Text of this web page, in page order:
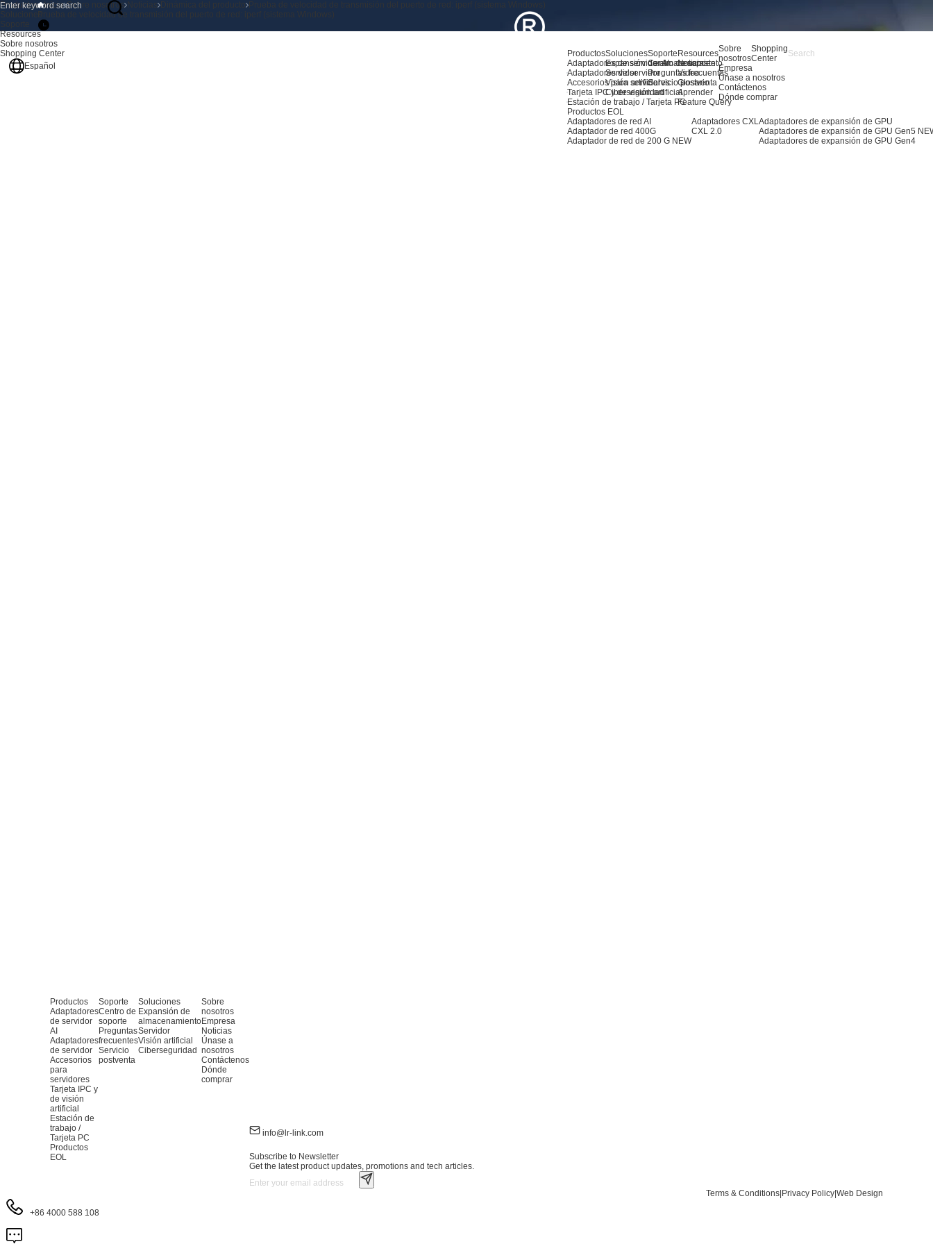
Productos
Adaptadores de servidor AI
Adaptadores de servidor
Accesorios para servidores
Tarjeta IPC y de visión artificial
Estación de trabajo / Tarjeta PC
Productos EOL
Adaptadores de red AI
Adaptador de red 400G
Adaptador de red de 200 G NEW
Adaptadores CXL
CXL 2.0
Adaptadores de expansión de GPU
Adaptadores de expansión de GPU Gen5
Adaptadores de expansión de GPU Gen4
Soluciones
Expansión de almacenamiento
Servidor
Visión artificial
Ciberseguridad
Soporte
Centro de soporte
Preguntas frecuentes
Servicio postventa
Resources
Noticias
Video
Glosario
Aprender
Feature Query
Sobre
nosotros
Empresa
Únase a nosotros
Contáctenos
Dónde comprar
Shopping
Center
Productos
Soluciones
Soporte
Resources
Sobre nosotros
Shopping Center
Español
Inicio Sobre nosotros Noticias Dinámica del producto Prueba de velocidad de transmisión del puerto de red: iperf (sistema Windows)
Prueba de velocidad de transmisión del puerto de red: iperf (sistema Windows)
Productos
Adaptadores
de servidor
AI
Adaptadores
de servidor
Accesorios
para
servidores
Tarjeta IPC y
de visión
artificial
Estación de
trabajo /
Tarjeta PC
Productos
EOL
Soporte
Centro de
soporte
Preguntas
frecuentes
Servicio
postventa
Soluciones
Expansión de
almacenamiento
Servidor
Visión artificial
Ciberseguridad
Sobre
nosotros
Empresa
Noticias
Únase a
nosotros
Contáctenos
Dónde
comprar
info@lr-link.com
Subscribe to Newsletter
Get the latest product updates, promotions and tech articles.
Terms & Conditions Privacy Policy Web Design
+86 4000 588 108